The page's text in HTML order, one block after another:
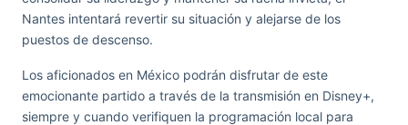
Nantes intentará revertir su situación y alejarse de los
puestos de descenso.
Los aficionados en México podrán disfrutar de este
emocionante partido a través de la transmisión en Disney+,
siempre y cuando verifiquen la programación local para